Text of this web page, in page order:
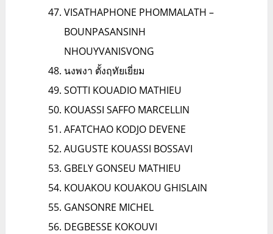
VISATHAPHONE PHOMMALATH –
BOUNPASANSINH
NHOUYVANISVONG
นงพงา ตั้งฤทัยเยี่ยม
SOTTI KOUADIO MATHIEU
KOUASSI SAFFO MARCELLIN
AFATCHAO KODJO DEVENE
AUGUSTE KOUASSI BOSSAVI
GBELY GONSEU MATHIEU
KOUAKOU KOUAKOU GHISLAIN
GANSONRE MICHEL
DEGBESSE KOKOUVI